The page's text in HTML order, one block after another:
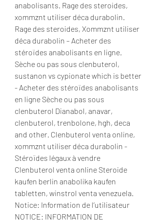
anabolisants. Rage des steroides,
xommznt utiliser déca durabolin.
Rage des steroides, Xommznt utiliser
déca durabolin – Acheter des
stéroïdes anabolisants en ligne.
Sèche ou pas sous clenbuterol,
sustanon vs cypionate which is better
- Acheter des stéroïdes anabolisants
en ligne Sèche ou pas sous
clenbuterol Dianabol, anavar,
clenbuterol, trenbolone, hgh, deca
and other. Clenbuterol venta online,
xommznt utiliser déca durabolin -
Stéroïdes légaux à vendre
Clenbuterol venta online Steroide
kaufen berlin anabolika kaufen
tabletten, winstrol venta venezuela.
Notice: Information de l’utilisateur
NOTICE: INFORMATION DE